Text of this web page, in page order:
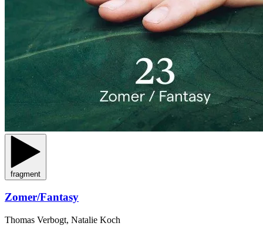
fragment
Zomer/Fantasy
Thomas Verbogt, Natalie Koch